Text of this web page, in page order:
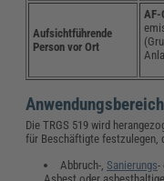
Aufsichtführende
Person vor Ort
AF-
Die TRGS 519 wird
für Beschäftigte festzulegen,
Abbruch-, Sanierungs-